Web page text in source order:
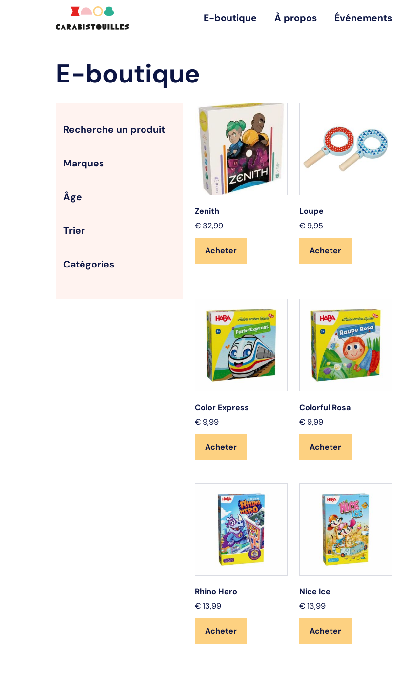
E-boutique À propos Événements
E-boutique
Recherche un produit
Marques
Âge
Trier
Catégories
Zenith
€ 32,99
Acheter
Loupe
€9,95
Acheter
Color Express
€ 9,99
Acheter
Colorful Rosa
€9,99
Acheter
Rhino Hero
€ 13,99
Acheter
Nice Ice
€13,99
Acheter